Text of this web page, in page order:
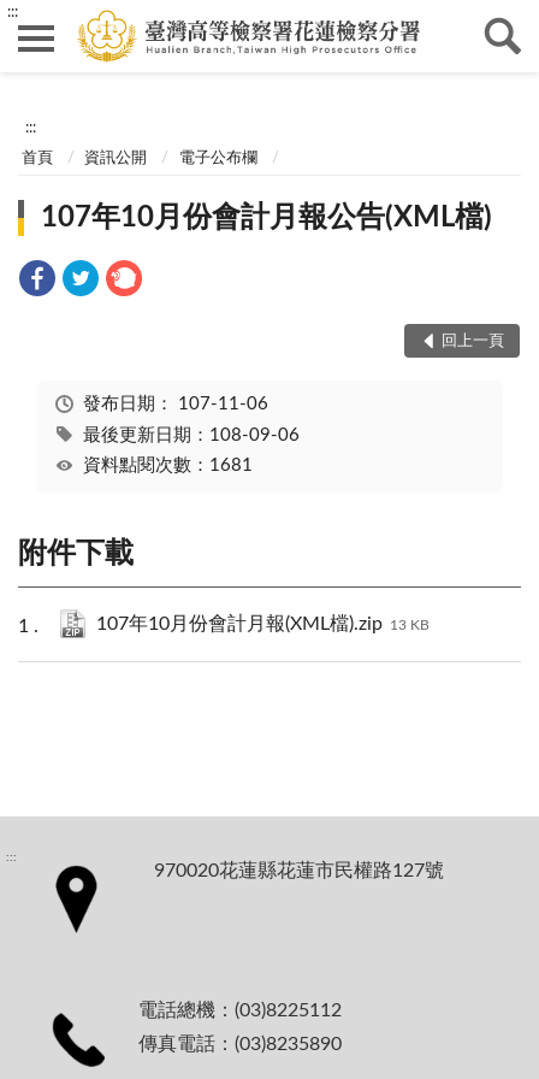
:::
:::
首頁 資訊公開 電子公布欄
107年10月份會計月報公告(XML檔)
回上一頁
發布日期： 107-11-06
最後更新日期：108-09-06
資料點閱次數：1681
附件下載
107年10月份會計月報(XML檔).zip 13 KB
:::
970020花蓮縣花蓮市民權路127號
電話總機：(03)8225112
傳真電話：(03)8235890